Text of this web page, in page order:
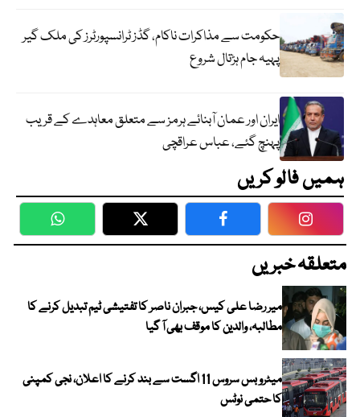
حکومت سے مذاکرات ناکام، گڈز ٹرانسپورٹرز کی ملک گیر
پہیہ جام ہڑتال شروع
ایران اور عمان آبنائے ہرمز سے متعلق معاہدے کے قریب
پہنچ گئے، عباس عراقچی
ہمیں فالو کریں
WhatsApp Twitter Facebook
متعلقہ خبریں
میر رضا علی کیس، جبران ناصر کا تفتیشی ٹیم تبدیل کرنے کا
مطالبہ، والدین کا موقف بھی آ گیا
میٹرو بس سروس 11 اگست سے بند کرنے کا اعلان، نجی کمپنی
کا حتمی نوٹس